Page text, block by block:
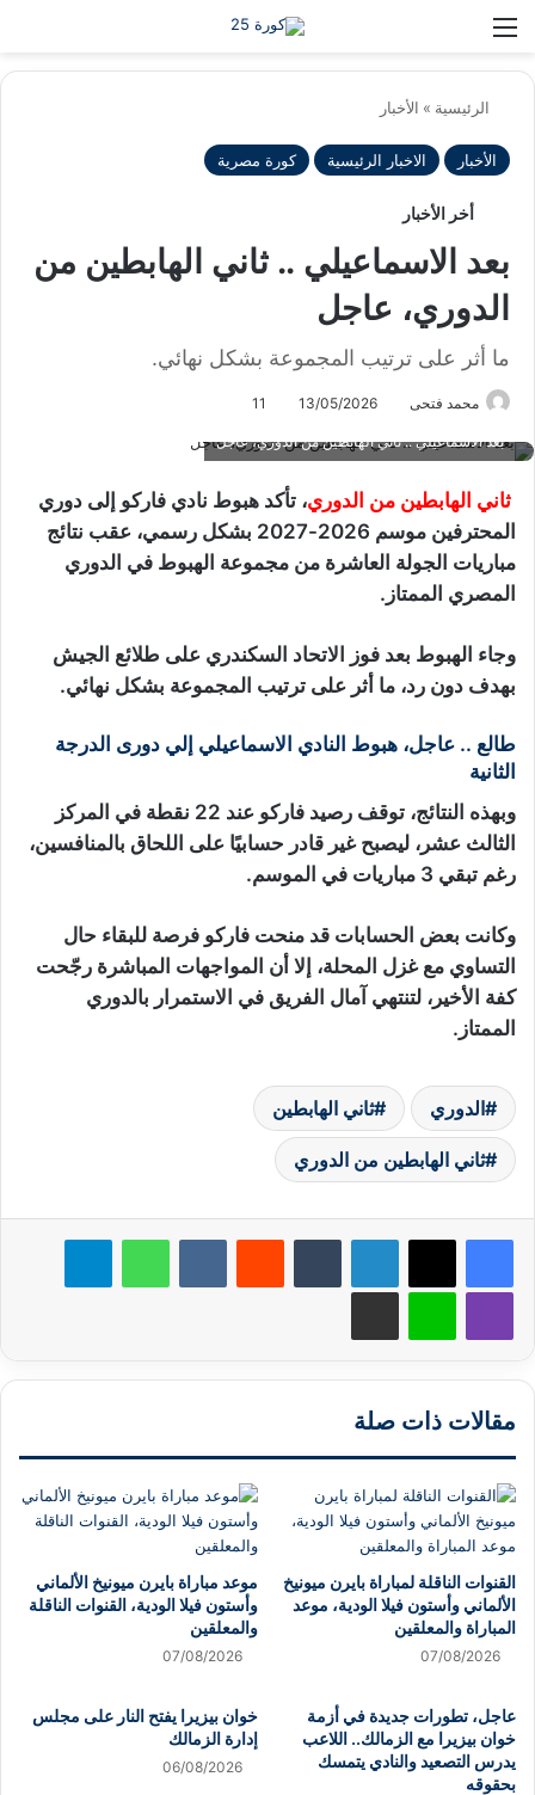
الرئيسية » الأخبار
الأخبار الاخبار الرئيسية كورة مصرية
أخر الأخبار
بعد الاسماعيلي .. ثاني الهابطين من
الدوري، عاجل
ما أثر على ترتيب المجموعة بشكل نهائي.
محمد فتحى 13/05/2026
11
بعد الاسماعيلي .. ثاني الهابطين من الدوري، عاجل
ثاني الهابطين من الدوري، تأكد هبوط نادي فاركو إلى دوري
المحترفين موسم 2026-2027 بشكل رسمي، عقب نتائج
مباريات الجولة العاشرة من مجموعة الهبوط في الدوري
المصري الممتاز.
وجاء الهبوط بعد فوز الاتحاد السكندري على طلائع الجيش
بهدف دون رد، ما أثر على ترتيب المجموعة بشكل نهائي.
طالع .. عاجل، هبوط النادي الاسماعيلي إلي دورى الدرجة
الثانية
وبهذه النتائج، توقف رصيد فاركو عند 22 نقطة في المركز
الثالث عشر، ليصبح غير قادر حسابيًا على اللحاق بالمنافسين،
رغم تبقي 3 مباريات في الموسم.
وكانت بعض الحسابات قد منحت فاركو فرصة للبقاء حال
التساوي مع غزل المحلة، إلا أن المواجهات المباشرة رجّحت
كفة الأخير، لتنتهي آمال الفريق في الاستمرار بالدوري
الممتاز.
الدوري ثاني الهابطين
ثاني الهابطين من الدوري
لينكدإن واتساب
لاين
مقالات ذات صلة
القنوات الناقلة لمباراة بايرن ميونيخ
الألماني وأستون فيلا الودية، موعد
المباراة والمعلقين
07/08/2026
موعد مباراة بايرن ميونيخ الألماني
وأستون فيلا الودية، القنوات الناقلة
والمعلقين
07/08/2026
عاجل، تطورات جديدة في أزمة
خوان بيزيرا مع الزمالك.. اللاعب
يدرس التصعيد والنادي يتمسك
بحقوقه
خوان بيزيرا يفتح النار على مجلس
إدارة الزمالك
06/08/2026